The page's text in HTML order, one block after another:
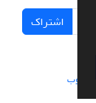
اشتراک
سیناوب